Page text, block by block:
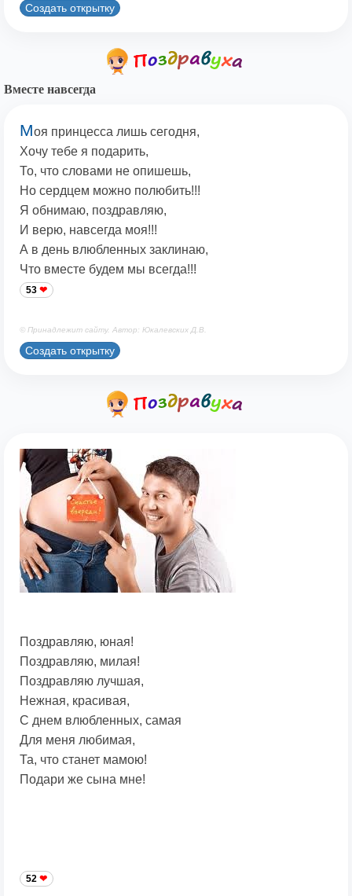
Создать открытку
Вместе навсегда
Моя принцесса лишь сегодня,
Хочу тебе я подарить,
То, что словами не опишешь,
Но сердцем можно полюбить!!!
Я обнимаю, поздравляю,
И верю, навсегда моя!!!
А в день влюбленных заклинаю,
Что вместе будем мы всегда!!!
53
© Принадлежит сайту. Автор: Юкалевских Д.В.
Создать открытку
Поздравляю, юная!
Поздравляю, милая!
Поздравляю лучшая,
Нежная, красивая,
С днем влюбленных, самая
Для меня любимая,
Та, что станет мамою!
Подари же сына мне!
52